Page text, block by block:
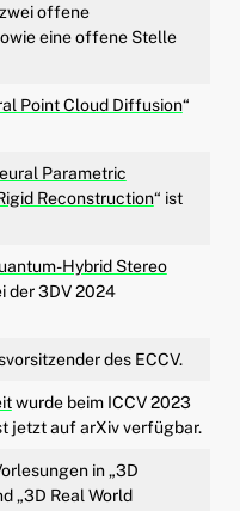
offene
eine offene Stelle
Point Cloud Diffusion“
Parametric
Reconstruction“ ist
Hybrid Stereo
der 3DV 2024
des ECCV.
wurde beim ICCV 2023
jetzt auf arXiv verfügbar.
in „3D
„3D Real World